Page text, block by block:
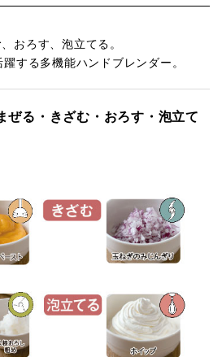
おろす、泡立てる。
する多機能ハンドブレンダー。
ぜる・きざむ・おろす・泡立て